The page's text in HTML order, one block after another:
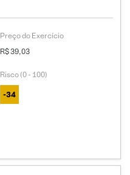
Preço do Exercício
R$ 39,03
Risco (0 - 100)
-34